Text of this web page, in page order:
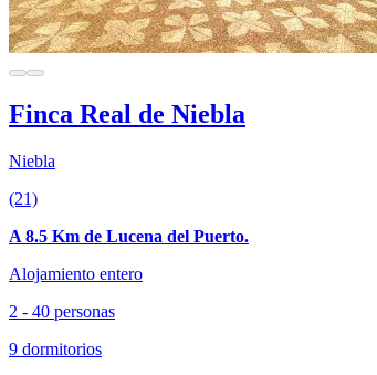
Finca Real de Niebla
Niebla
(21)
A 8.5 Km de Lucena del Puerto.
Alojamiento entero
2 - 40 personas
9 dormitorios